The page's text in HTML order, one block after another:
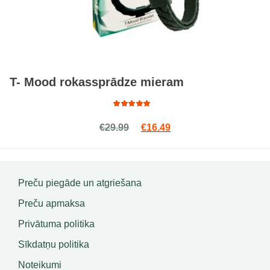
T- Mood rokassprādze mieram
4.75
out
€29.99 Original price was: €29.99.
€16.49Current price is:
Preču piegāde un atgriešana
Preču apmaksa
Privātuma politika
Sīkdatņu politika
Noteikumi